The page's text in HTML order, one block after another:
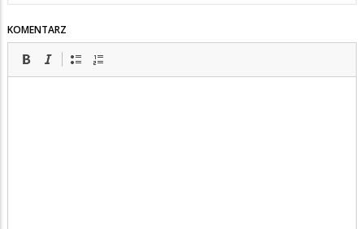
KOMENTARZ